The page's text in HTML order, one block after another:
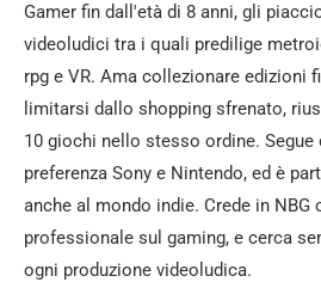
Gamer fin dall'età di 8 anni, gli
videoludici tra i quali predilige
rpg e VR. Ama collezionare edizioni
limitarsi dallo shopping sfrenato,
10 giochi nello stesso ordine.
preferenza Sony e Nintendo, ed è
anche al mondo indie. Crede in NBG
professionale sul gaming, e cerca
ogni produzione videoludica.